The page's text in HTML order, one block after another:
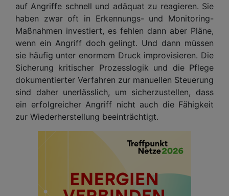
auf Angriffe schnell und adäquat zu reagieren. Sie
haben zwar oft in Erkennungs- und Monitoring-
Maßnahmen investiert, es fehlen dann aber Pläne,
wenn ein Angriff doch gelingt. Und dann müssen
sie häufig unter enormem Druck improvisieren. Die
Sicherung kritischer Prozesslogik und die Pflege
dokumentierter Verfahren zur manuellen Steuerung
sind daher unerlässlich, um sicherzustellen, dass
ein erfolgreicher Angriff nicht auch die Fähigkeit
zur Wiederherstellung beeinträchtigt.